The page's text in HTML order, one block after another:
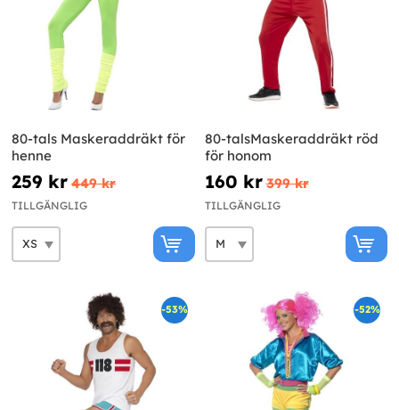
80-tals Maskeraddräkt för
henne
259 kr 449 kr
TILLGÄNGLIG
80-talsMaskeraddräkt röd
för honom
160 kr 399 kr
TILLGÄNGLIG
-53% -52%